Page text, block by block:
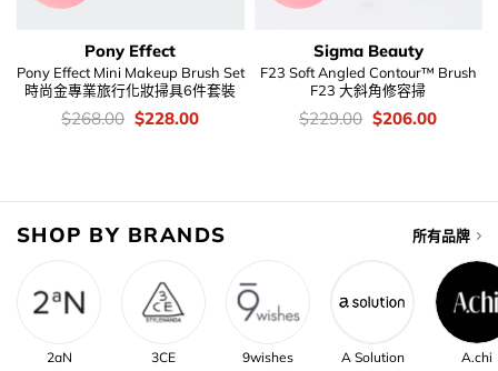
Pony Effect
Pony Effect Mini Makeup Brush Set
時尚金專業旅行化妝掃具6件套裝
價
錢：
$268.00 Original
price
$228.00Current
Sigma Beauty
F23 Soft Angled Contour™ Brush
F23 大斜角修容掃
價
錢：
$229.00 Original
price
$206.00Current
SHOP BY BRANDS 所有品牌
2aN 3CE 9wishes A Solution A.chi